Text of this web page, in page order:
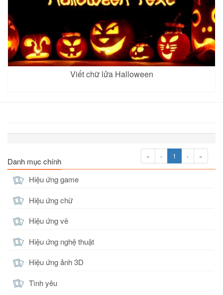
Viết chữ lửa Halloween
« ‹ 1 › »
Danh mục chính
Hiệu ứng game
Hiệu ứng chữ
Hiệu ứng vẽ
Hiệu ứng nghệ thuật
Hiệu ứng ảnh 3D
Tình yêu